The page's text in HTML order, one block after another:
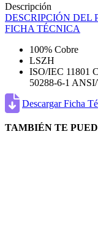
Descripción
DESCRIPCIÓN DEL
FICHA TÉCNICA
100% Cobre
LSZH
ISO/IEC 11801
50288-6-1
Descargar Ficha
TAMBIÉN TE